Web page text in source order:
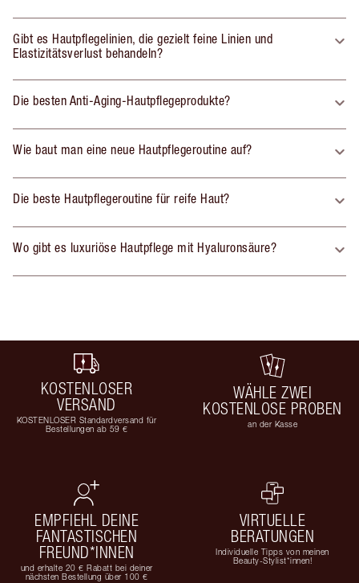
Gibt es Hautpflegelinien, die gezielt feine Linien und
Elastizitätsverlust behandeln?
Die besten Anti-Aging-Hautpflegeprodukte?
Wie baut man eine neue Hautpflegeroutine auf?
Die beste Hautpflegeroutine für reife Haut?
Wo gibt es luxuriöse Hautpflege mit Hyaluronsäure?
KOSTENLOSER
VERSAND
KOSTENLOSER Standardversand für
Bestellungen ab 59 €
WÄHLE ZWEI
KOSTENLOSE PROBEN
an der Kasse
EMPFIEHL DEINE
FANTASTISCHEN
FREUND*INNEN
und erhalte 20 € Rabatt bei deiner
nächsten Bestellung über 100 €
VIRTUELLE
BERATUNGEN
Individuelle Tipps von meinen
Beauty-Stylist*innen!